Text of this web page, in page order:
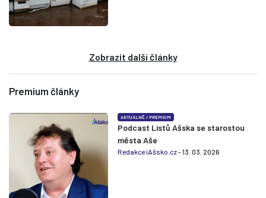
Zobrazit další články
Premium články
AKTUÁLNĚ /PREMIUM
Podcast Listů Ašska se starostou
města Aše
Redakce iAšsko.cz- 13. 03. 2026